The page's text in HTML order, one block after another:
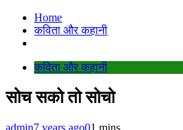
Home
कविता और कहानी
कविता और कहानी
सोच सको तो सोचो
admin7 years ago01 mins